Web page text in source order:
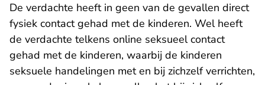
De verdachte heeft in geen van de gevallen direct
fysiek contact gehad met de kinderen. Wel heeft
de verdachte telkens online seksueel contact
gehad met de kinderen, waarbij de kinderen
seksuele handelingen met en bij zichzelf verrichten,